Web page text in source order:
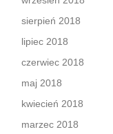
sierpień 2018
lipiec 2018
czerwiec 2018
maj 2018
kwiecień 2018
marzec 2018